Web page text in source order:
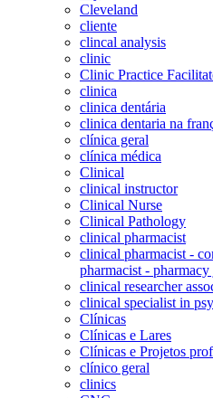
Cleveland
cliente
clincal analysis
clinic
Clinic Practice
clinica
clinica dentária
clinica dentaria na
clínica geral
clínica médica
Clinical
clinical instructor
Clinical Nurse
Clinical Pathology
clinical pharmacist
clinical pharmacist -
pharmacist -
clinical researcher
clinical specialist in
Clínicas
Clínicas e Lares
Clínicas e Projetos
clínico geral
clinics